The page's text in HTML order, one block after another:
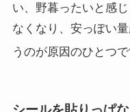
い、野暮ったいと感
なくなり、安っぽい
うのが原因のひとつ